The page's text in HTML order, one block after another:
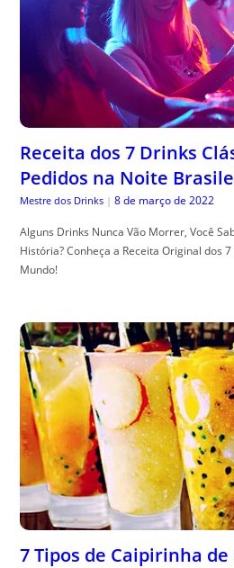
Receita dos 7 Drinks
Pedidos na Noite
Mestre dos Drinks | 8 de março de 2022
Alguns Drinks Nunca Vão Morrer, Você
História? Conheça a Receita Original dos
Mundo!
7 Tipos de Caipirinha